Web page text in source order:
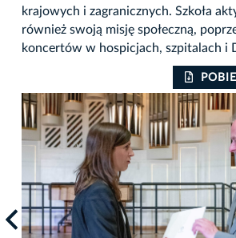
krajowych i zagranicznych. Szkoła
również swoją misję społeczną,
koncertów w hospicjach, szpitalach i